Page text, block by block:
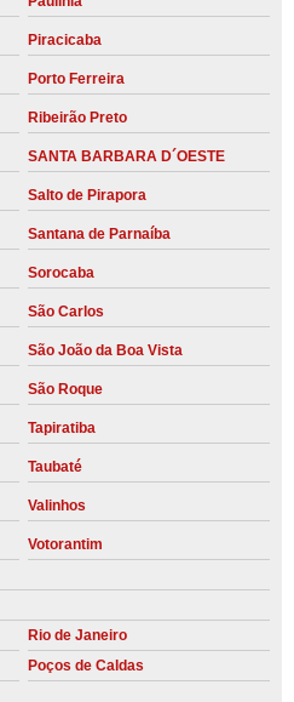
Piracicaba
Porto Ferreira
Ribeirão Preto
SANTA BARBARA D´OESTE
Salto de Pirapora
Santana de Parnaíba
Sorocaba
São Carlos
São João da Boa Vista
São Roque
Tapiratiba
Taubaté
Valinhos
Votorantim
Rio de Janeiro
Poços de Caldas